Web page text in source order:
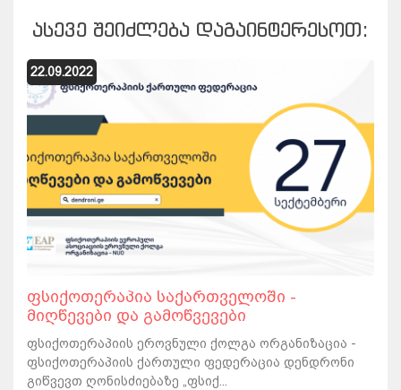
ᲐᲡᲔᲕᲔ ᲨᲔᲘᲫᲚᲔᲑᲐ ᲓᲐᲒᲐᲘᲜᲢᲔᲠᲔᲡᲝᲗ:
ფსიქოთერაპია საქართველოში -
მიღწევები და გამოწვევები
ფსიქოთერაპიის ეროვნული ქოლგა ორგანიზაცია -
ფსიქოთერაპიის ქართული ფედერაცია დენდრონი
გიწვევთ ღონისძიებაზე „ფსიქ...
22.09.2022